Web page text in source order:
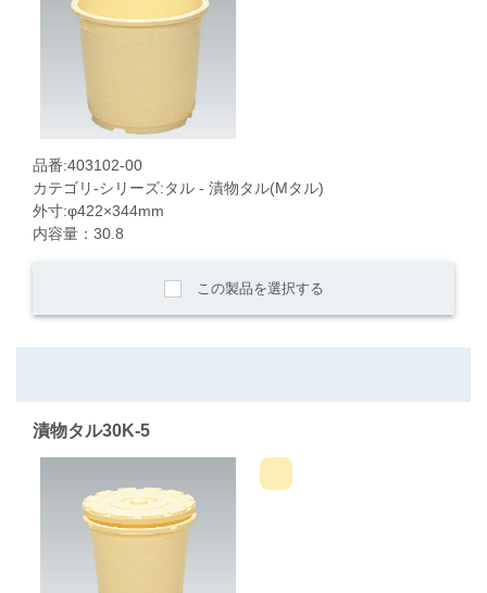
品番:403102-00
カテゴリ-シリーズ:タル - 漬物タル(Mタル)
外寸:φ422×344mm
内容量：30.8
この製品を選択する
漬物タル30K-5